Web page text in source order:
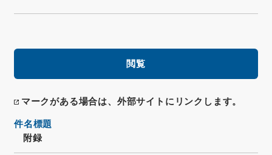
閲覧
マークがある場合は、外部サイトにリンクします。
件名標題
附録